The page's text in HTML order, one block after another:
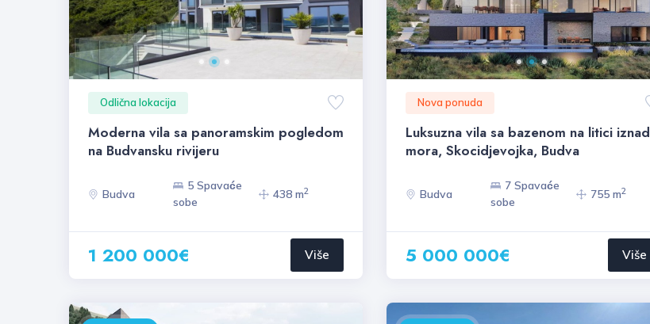
Odlična lokacija
Moderna vila sa panoramskim pogledom
na Budvansku rivijeru
Budva
5 Spavaće
sobe
438 m2
1 200 000€ Više
Nova ponuda
Luksuzna vila sa bazenom na litici iznad
mora, Skocidjevojka, Budva
Budva
7 Spavaće
sobe
755 m2
5 000 000€ Više